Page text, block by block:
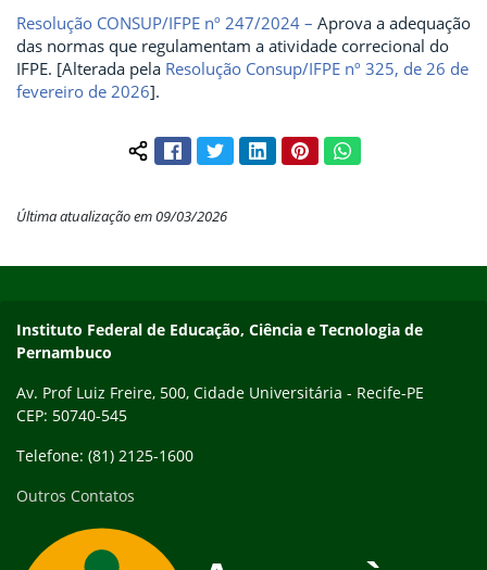
Resolução CONSUP/IFPE nº 247/2024 – Aprova a adequação
das normas que regulamentam a atividade correcional do
IFPE. [Alterada pela Resolução Consup/IFPE nº 325, de 26 de
fevereiro de 2026].
Compartilhar conteúdo:
FacebookTwitterLinkedInPinterestWhatsApp
Última atualização em 09/03/2026
Instituto Federal de Educação, Ciência e Tecnologia de
Pernambuco
Av. Prof Luiz Freire, 500, Cidade Universitária - Recife-PE
CEP: 50740-545
Telefone: (81) 2125-1600
Outros Contatos